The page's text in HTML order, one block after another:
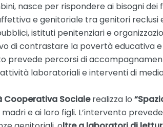
nasce per rispondere ai bisogni
e genitoriale tra genitori reclusi
istituti penitenziari e
di contrastare la povertà educativa
prevede percorsi di
laboratoriali e interventi di
Cooperativa Socialerealizza lo
e ai loro figli. L’intervento